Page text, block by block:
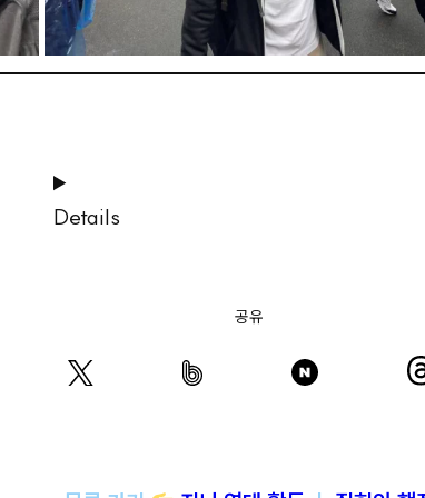
Details
공유